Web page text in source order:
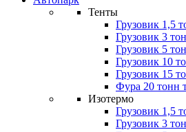
Тенты
Грузовик 1,5
Грузовик 3
Грузовик 5
Грузовик 10
Грузовик 15
Фура 20 тонн
Изотермо
Грузовик 1,5
Грузовик 3